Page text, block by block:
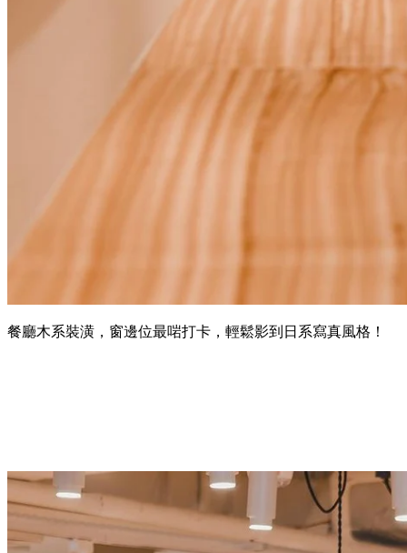
餐廳木系裝潢，窗邊位最啱打卡，輕鬆影到日系寫真風格！